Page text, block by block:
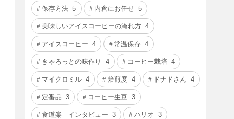
保存方法 5 内倉にお任せ 5
美味しいアイスコーヒーの淹れ方 4
アイスコーヒー 4 常温保存 4
きゃろっとの味作り 4 コーヒー栽培 4
マイクロミル 4 焙煎度 4 ドナドさん 4
定番品 3 コーヒー生豆 3
食道楽 インタビュー 3 ハリオ 3